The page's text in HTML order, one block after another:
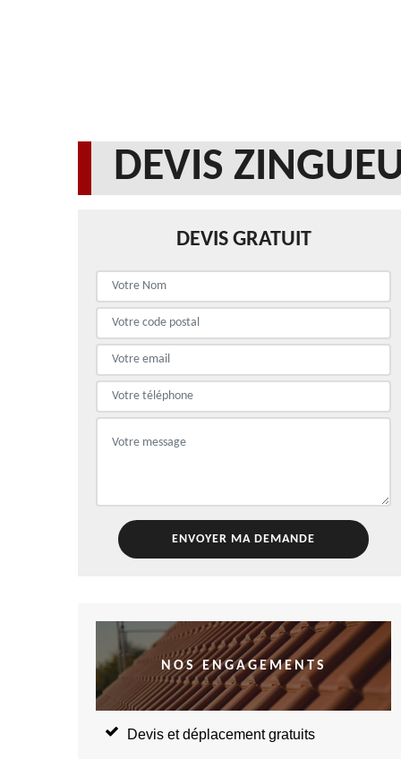
DEVIS
DEVIS GRATUIT
NOS ENGAGEMENTS
Devis et déplacement gratuits